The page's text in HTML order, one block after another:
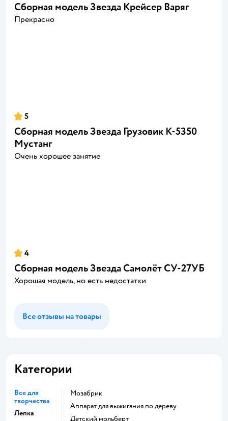
Сборная модель Звезда Крейсер Варяг
Прекрасно
5
Сборная модель Звезда Грузовик К-5350
Мустанг
Очень хорошее занятие
4
Сборная модель Звезда Самолёт СУ-27УБ
Хорошая модель, но есть недостатки
Все отзывы на товары
Категории
Все для
творчества
Лепка
Мозабрик
Аппарат для выжигания по дереву
Детский мольберт